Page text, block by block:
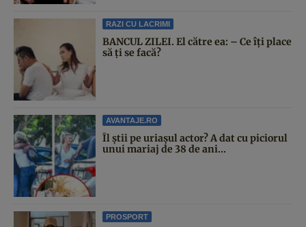
RAZI CU LACRIMI
BANCUL ZILEI. El către ea: – Ce îți place
să ți se facă?
AVANTAJE.RO
Îl știi pe uriașul actor? A dat cu piciorul
unui mariaj de 38 de ani...
PROSPORT